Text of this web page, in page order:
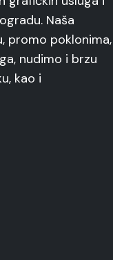
Naša
promo poklonima,
nudimo i brzu
kao i